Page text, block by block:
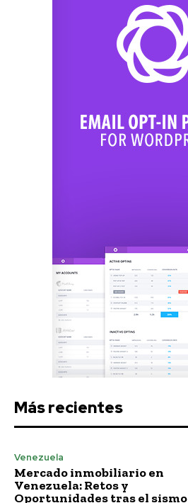
Más recientes
Venezuela
Mercado inmobiliario en
Venezuela: Retos y
Oportunidades tras el sismo